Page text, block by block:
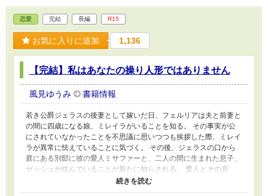
恋愛 完結 長編 R15
お気に入りに追加 1,136
【完結】私はあなたの操り人形ではありません
風見ゆうみ 書籍情報
若き公爵ジェラスの後妻として嫁いだ日、フェルリアは夫と前妻と
の間に四歳になる娘、ミレイラがいることを知る。 その事実が公
にされていなかったことを不思議に思いつつも挨拶した際、ミレイ
ラが異常に怯えていることに気づく。 その後、ジェラスの口から
庭にある別邸に彼の愛人ミサファーと、二人の間に生まれた息子、
ゼッシュが住んでいることが新たに知らされる。 愛人とその息
子、そしてジェラスまでもがミレイラを虐げていることを知ったフ
ェルリアは、自分がミレイラを守ると決意する。 歯に衣着せぬ物